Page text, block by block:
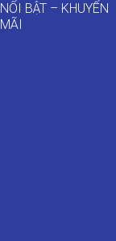
NỔI BẬT – KHUYẾN
MÃI